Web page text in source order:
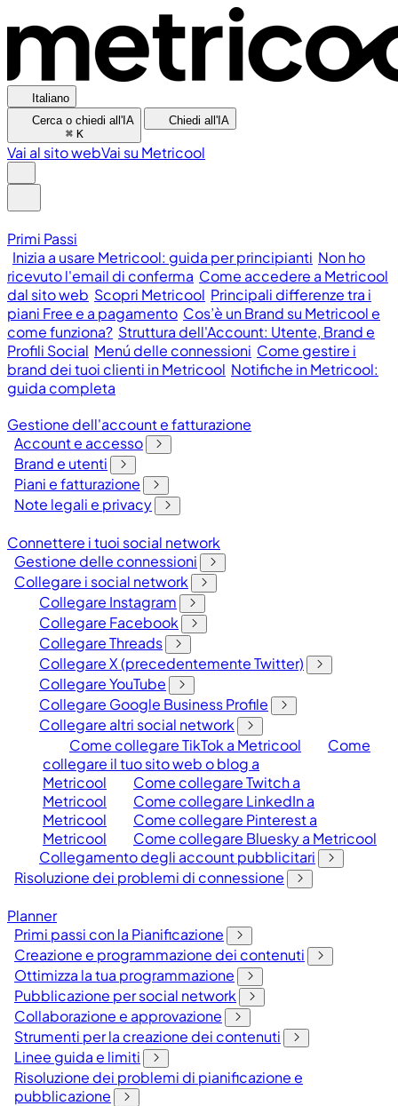
Italiano
Cerca o chiedi all'IA
⌘ K
Chiedi all'IA
Vai al sito webVai su Metricool
Primi Passi
Inizia a usare Metricool: guida per principianti Non ho
ricevuto l'email di conferma Come accedere a Metricool
dal sito web Scopri Metricool Principali differenze tra i
piani Free e a pagamento Cos’è un Brand su Metricool e
come funziona? Struttura dell'Account: Utente, Brand e
Profili Social Menú delle connessioni Come gestire i
brand dei tuoi clienti in Metricool Notifiche in Metricool:
guida completa
Gestione dell'account e fatturazione
Account e accesso
Brand e utenti
Piani e fatturazione
Note legali e privacy
Connettere i tuoi social network
Gestione delle connessioni
Collegare i social network
Collegare Instagram
Collegare Facebook
Collegare Threads
Collegare X (precedentemente Twitter)
Collegare YouTube
Collegare Google Business Profile
Collegare altri social network
Come collegare TikTok a Metricool
Come
collegare il tuo sito web o blog a
Metricool
Come collegare Twitch a
Metricool
Come collegare LinkedIn a
Metricool
Come collegare Pinterest a
Metricool
Come collegare Bluesky a Metricool
Collegamento degli account pubblicitari
Risoluzione dei problemi di connessione
Planner
Primi passi con la Pianificazione
Creazione e programmazione dei contenuti
Ottimizza la tua programmazione
Pubblicazione per social network
Collaborazione e approvazione
Strumenti per la creazione dei contenuti
Linee guida e limiti
Risoluzione dei problemi di pianificazione e
pubblicazione